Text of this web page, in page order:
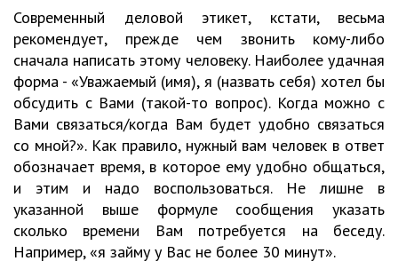
Современный деловой этикет, кстати, весьма
рекомендует, прежде чем звонить кому-либо
сначала написать этому человеку. Наиболее удачная
форма - «Уважаемый (имя), я (назвать себя) хотел бы
обсудить с Вами (такой-то вопрос). Когда можно с
Вами связаться/когда Вам будет удобно связаться
со мной?». Как правило, нужный вам человек в ответ
обозначает время, в которое ему удобно общаться,
и этим и надо воспользоваться. Не лишне в
указанной выше формуле сообщения указать
сколько времени Вам потребуется на беседу.
Например, «я займу у Вас не более 30 минут».